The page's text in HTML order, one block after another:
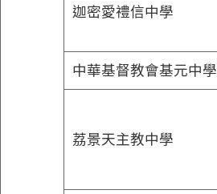
迦密愛禮信中學
中華基督教會基元中學
荔景天主教中學